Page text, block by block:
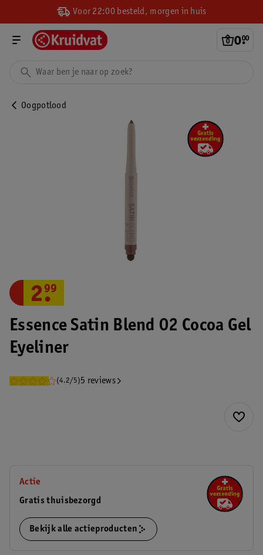
Voor 22:00 besteld, morgen in huis
0.
00
Oogpotlood
Essence Satin Blend 02 Cocoa Gel
Eyeliner
(4.2/5)5 reviews
2.
99
Actie
Gratis thuisbezorgd
Bekijk alle actieproducten